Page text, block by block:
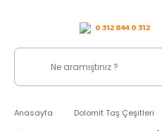
0 312 844 0 312
Anasayfa Dolomit Taş Çeşitleri